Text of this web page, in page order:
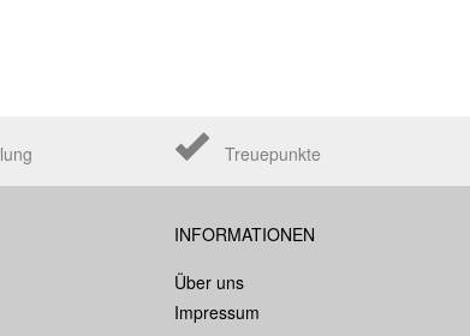
Treuepunkte
INFORMATIONEN
Über uns
Impressum